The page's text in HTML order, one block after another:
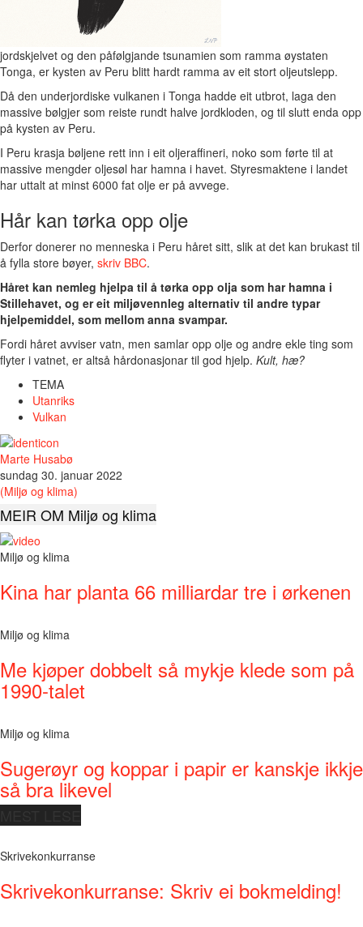
jordskjelvet og den påfølgjande tsunamien som ramma øystaten
Tonga, er kysten av Peru blitt hardt ramma av eit stort oljeutslepp.
Då den underjordiske vulkanen i Tonga hadde eit utbrot, laga den
massive bølgjer som reiste rundt halve jordkloden, og til slutt enda opp
på kysten av Peru.
I Peru krasja bøljene rett inn i eit oljeraffineri, noko som førte til at
massive mengder oljesøl har hamna i havet. Styresmaktene i landet
har uttalt at minst 6000 fat olje er på avvege.
Hår kan tørka opp olje
Derfor donerer no menneska i Peru håret sitt, slik at det kan brukast til
å fylla store bøyer, skriv BBC.
Håret kan nemleg hjelpa til å tørka opp olja som har hamna i
Stillehavet, og er eit miljøvennleg alternativ til andre typar
hjelpemiddel, som mellom anna svampar.
Fordi håret avviser vatn, men samlar opp olje og andre ekle ting som
flyter i vatnet, er altså hårdonasjonar til god hjelp. Kult, hæ?
TEMA
Utanriks
Vulkan
Marte Husabø
sundag 30. januar 2022
(Miljø og klima)
MEIR OM Miljø og klima
Miljø og klima
Kina har planta 66 milliardar tre i ørkenen
Miljø og klima
Me kjøper dobbelt så mykje klede som på
1990-talet
Miljø og klima
Sugerøyr og koppar i papir er kanskje ikkje
så bra likevel
Skrivekonkurranse
Skrivekonkurranse: Skriv ei bokmelding!